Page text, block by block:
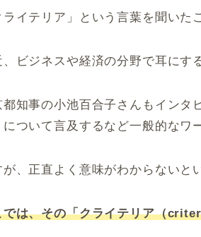
ライテリア」という言葉を聞いた
、ビジネスや経済の分野で耳にす
都知事の小池百合子さんもインタ
について言及するなど一般的なワ
が、正直よく意味がわからないと
では、その「クライテリア（